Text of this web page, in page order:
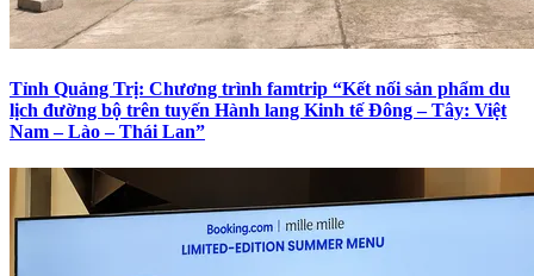
Tỉnh Quảng Trị: Chương trình famtrip “Kết nối sản phẩm du
lịch đường bộ trên tuyến Hành lang Kinh tế Đông – Tây: Việt
Nam – Lào – Thái Lan”